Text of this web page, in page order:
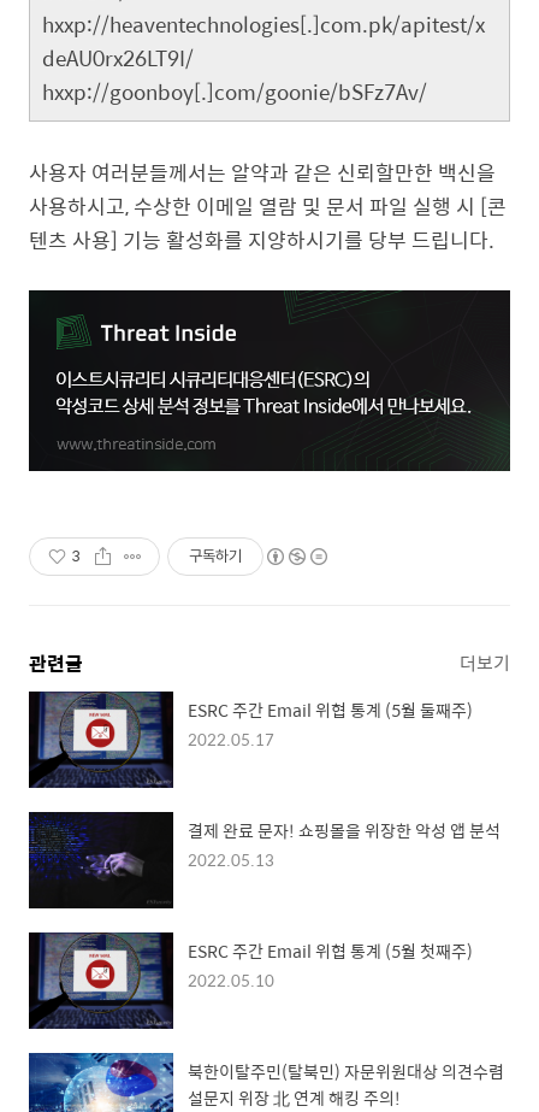
hxxp://heaventechnologies[.]com.pk/apitest/x
deAU0rx26LT9I/
hxxp://goonboy[.]com/goonie/bSFz7Av/ ​
사용자 여러분들께서는 알약과 같은 신뢰할만한 백신을
사용하시고, 수상한 이메일 열람 및 문서 파일 실행 시 [콘
텐츠 사용] 기능 활성화를 지양하시기를 당부 드립니다.
3 구독하기
관련글 더보기
ESRC 주간 Email 위협 통계 (5월 둘째주)
2022.05.17
결제 완료 문자! 쇼핑몰을 위장한 악성 앱 분석
2022.05.13
ESRC 주간 Email 위협 통계 (5월 첫째주)
2022.05.10
북한이탈주민(탈북민) 자문위원대상 의견수렴
설문지 위장 北 연계 해킹 주의!